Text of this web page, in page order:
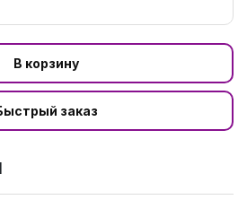
В корзину
заказ